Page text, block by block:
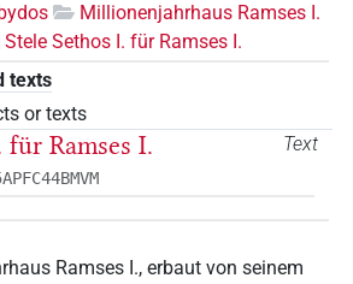
Millionenjahrhaus Ramses I.
Stele Sethos I. für Ramses I.
texts
or texts
Text
für Ramses I.
Ramses I., erbaut von seinem